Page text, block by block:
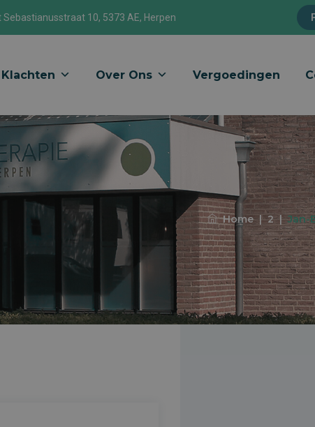
Sebastianusstraat 10, 5373 AE, Herpen
Klachten Over Ons Vergoedingen
Home|2|Jan-